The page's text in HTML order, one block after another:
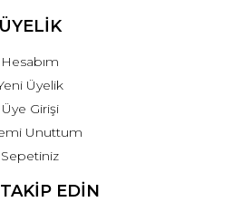
ÜYELİK
Hesabım
Üyelik
Üye Girişi
Unuttum
Sepetiniz
EDİN